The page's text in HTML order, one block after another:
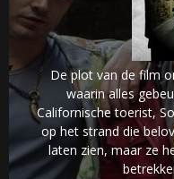
De plot van de film
waarin alles
Californische toerist,
op het strand die
laten zien, maar ze